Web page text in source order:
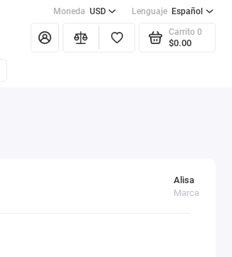
Moneda USD Lenguaje Español
Carrito 0
$0.00
Alisa
Marca